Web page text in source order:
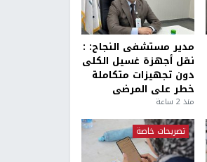
مدير مستشفى النجاح: :
نقل أجهزة غسيل الكلى
دون تجهيزات متكاملة
خطر على المرضى
منذ 2 ساعة
تصريحات خاصة